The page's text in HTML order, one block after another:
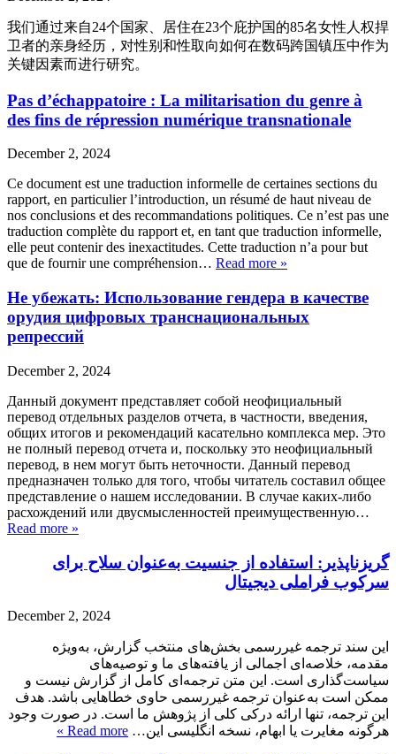
我们通过来自24个国家、居住在23个庇护国的85名女性人权捍
卫者的亲身经历，对性别和性取向如何在数码跨国镇压中作为
关键因素而进行研究。
Pas d’échappatoire : La militarisation du genre à
des fins de répression numérique transnationale
December 2, 2024
Ce document est une traduction informelle de certaines sections du
rapport, en particulier l’introduction, un résumé de haut niveau de
nos conclusions et des recommandations politiques. Ce n’est pas une
traduction complète du rapport et, en tant que traduction informelle,
elle peut contenir des inexactitudes. Cette traduction n’a pour but
que de fournir une compréhension… Read more »
Не убежать: Использование гендера в качестве
орудия цифровых транснациональных
репрессий
December 2, 2024
Данный документ представляет собой неофициальный
перевод отдельных разделов отчета, в частности, введения,
общих итогов и рекомендаций касательно комплекса мер. Это
не полный перевод отчета и, поскольку это неофициальный
перевод, в нем могут быть неточности. Данный перевод
предназначен только для того, чтобы читатель составил общее
представление о нашем исследовании. В случае каких-либо
расхождений или двусмысленностей преимущественную…
Read more »
گریزناپذیر : استفاده از جنسیت به‌عنوان سلاح برای
سرکوب فراملی دیجیتال
December 2, 2024
این سند ترجمه غیررسمی بخش‌های منتخب گزارش، به‌ویژه
مقدمه، خلاصه‌ای اجمالی از یافته‌های ما و توصیه‌های
سیاست‌گذاری است. این متن ترجمه‌ای کامل از گزارش نیست و
ممکن است به‌عنوان ترجمه غیررسمی حاوی خطا‌هایی باشد. هدف
این ترجمه، تنها ارائه درکی کلی از پژوهش ما است. در صورت وجود
هرگونه مغایرت یا ابهام، نسخه انگلیسی این… Read more »